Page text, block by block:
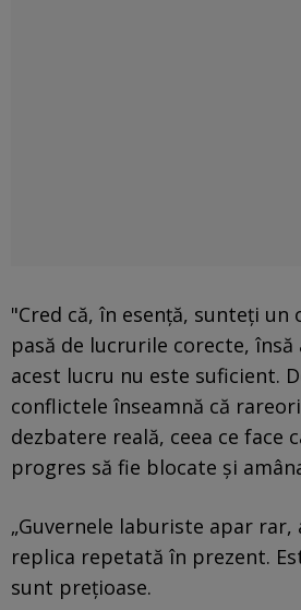
"Cred că, în esență, sunteți un
pasă de lucrurile corecte,
acest lucru nu este suficient.
conflictele înseamnă că
dezbatere reală, ceea ce face
progres să fie blocate și
„Guvernele laburiste apar rar,
replica repetată în prezent.
sunt prețioase.